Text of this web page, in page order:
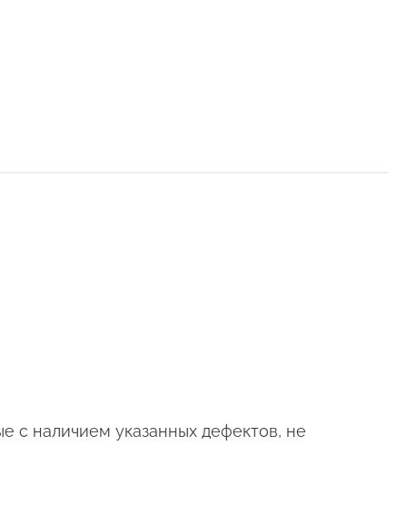
с наличием указанных дефектов, не